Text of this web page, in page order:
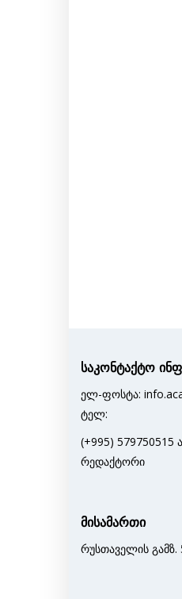
საკონტაქტო
ელ-ფოსტა:
ტელ:
(+995) 579750515
რედაქტორი
მისამართი
რუსთაველის